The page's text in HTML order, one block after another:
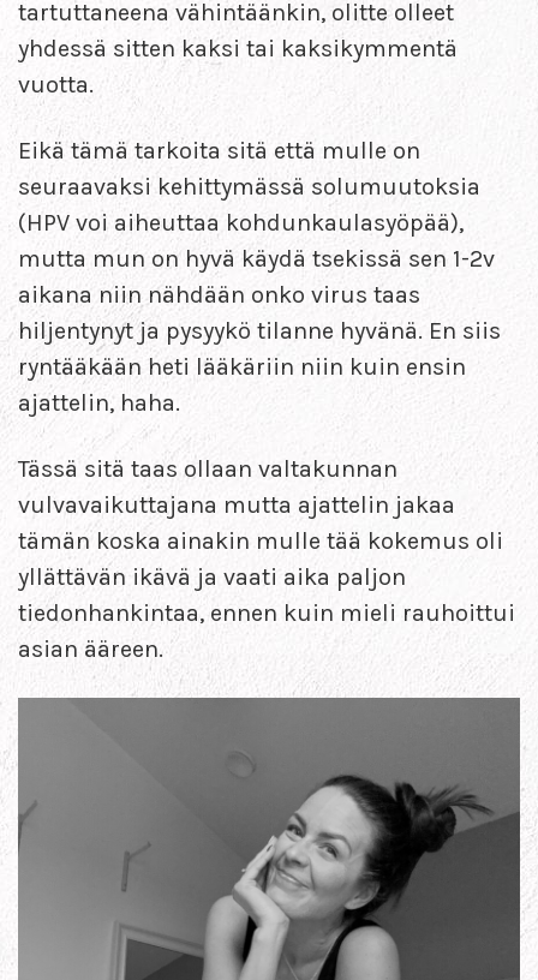
tartuttaneena vähintäänkin, olitte olleet
yhdessä sitten kaksi tai kaksikymmentä
vuotta.
Eikä tämä tarkoita sitä että mulle on
seuraavaksi kehittymässä solumuutoksia
(HPV voi aiheuttaa kohdunkaulasyöpää),
mutta mun on hyvä käydä tsekissä sen 1-2v
aikana niin nähdään onko virus taas
hiljentynyt ja pysyykö tilanne hyvänä. En siis
ryntääkään heti lääkäriin niin kuin ensin
ajattelin, haha.
Tässä sitä taas ollaan valtakunnan
vulvavaikuttajana mutta ajattelin jakaa
tämän koska ainakin mulle tää kokemus oli
yllättävän ikävä ja vaati aika paljon
tiedonhankintaa, ennen kuin mieli rauhoittui
asian ääreen.